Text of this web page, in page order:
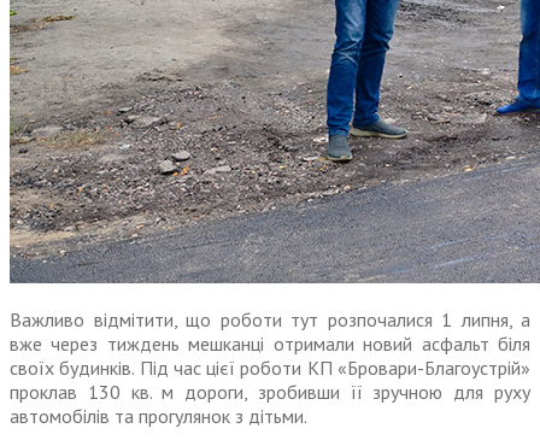
Важливо відмітити, що роботи тут розпочалися 1 липня, а
вже через тиждень мешканці отримали новий асфальт біля
своїх будинків. Під час цієї роботи КП «Бровари-Благоустрій»
проклав 130 кв. м дороги, зробивши її зручною для руху
автомобілів та прогулянок з дітьми.